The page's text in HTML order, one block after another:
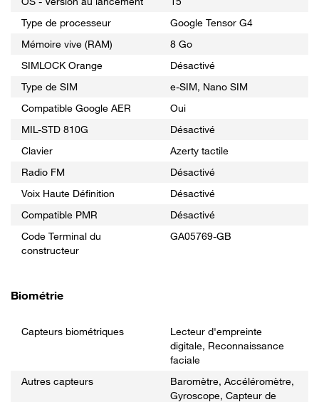
Type de processeur
Google Tensor G4
Mémoire vive (RAM)
8 Go
SIMLOCK Orange
Désactivé
Type de SIM
e-SIM, Nano SIM
Compatible Google AER
Oui
MIL-STD 810G
Désactivé
Clavier
Azerty tactile
Radio FM
Désactivé
Voix Haute Définition
Désactivé
Compatible PMR
Désactivé
Code Terminal du
constructeur
GA05769-GB
Biométrie
Capteurs biométriques
Lecteur d'empreinte
digitale, Reconnaissance
faciale
Autres capteurs
Baromètre, Accéléromètre,
Gyroscope, Capteur de